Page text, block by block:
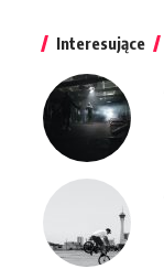
Interesujące